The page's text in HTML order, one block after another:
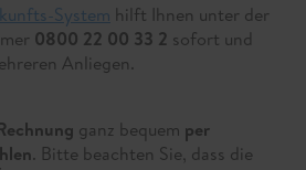
System hilft Ihnen unter der
0800 22 00 33 2 sofort und
Anliegen.
ganz bequem per
. Bitte beachten Sie, dass die